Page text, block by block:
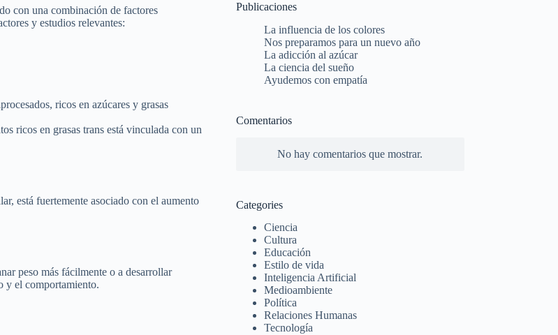
con una combinación de factores
y estudios relevantes:
ricos en azúcares y grasas
ricos en grasas trans está vinculada con un
está fuertemente asociado con el aumento
peso más fácilmente o a desarrollar
y el comportamiento.
Publicaciones
La influencia de los colores
Nos preparamos para un nuevo año
La adicción al azúcar
La ciencia del sueño
Ayudemos con empatía
Comentarios
No hay comentarios que mostrar.
Categories
Ciencia
Cultura
Educación
Estilo de vida
Inteligencia Artificial
Medioambiente
Política
Relaciones Humanas
Tecnología